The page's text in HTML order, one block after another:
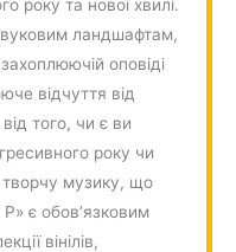
року та нової хвилі.
ландшафтам,
оповіді
відчуття від
того, чи є ви
року чи
творчу музику, що
є обов’язковим
вінілів,